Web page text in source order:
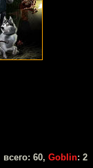
всего: 60, Goblin: 2